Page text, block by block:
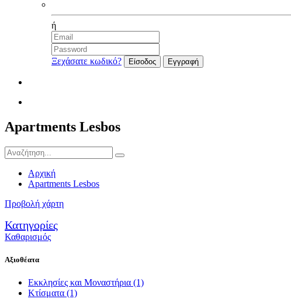
ή
Ξεχάσατε κωδικό?
Apartments Lesbos
Αρχική
Apartments Lesbos
Προβολή χάρτη
Κατηγορίες
Καθαρισμός
Αξιοθέατα
Εκκλησίες και Μοναστήρια (1)
Κτίσματα (1)